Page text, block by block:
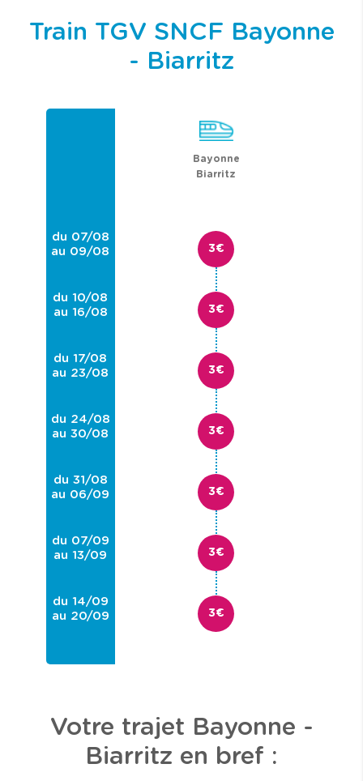
Train TGV SNCF Bayonne
- Biarritz
du 07/08
au 09/08
du 10/08
au 16/08
du 17/08
au 23/08
du 24/08
au 30/08
du 31/08
au 06/09
du 07/09
au 13/09
du 14/09
au 20/09
Bayonne
Biarritz
3€
3€
3€
3€
3€
3€
3€
Votre trajet Bayonne -
Biarritz en bref :